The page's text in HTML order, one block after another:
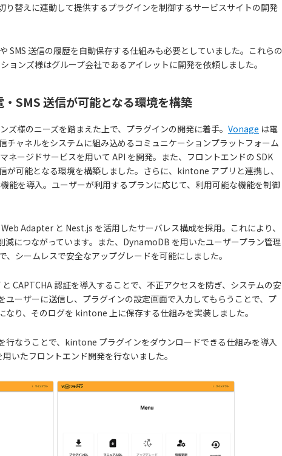
り替えに連動して提供するプラグインを制御するサービスサイトの開発
SMS 送信の履歴を自動保存する仕組みも必要としていました。これらの
ョンズ様はグループ会社であるアイレットに開発を依頼しました。
SMS 送信が可能となる環境を構築
ズ様のニーズを踏まえた上で、プラグインの開発に着手。 Vonage は電
チャネルをシステムに組み込めるコミュニケーションプラットフォーム
ネージドサービスを用いて API を開発。また、フロントエンドの SDK
可能となる環境を構築しました。さらに、kintone アプリと連携し、
能を導入。ユーザーが利用するプランに応じて、利用可能な機能を制御
Adapter と Nest.js を活用したサーバレス構成を採用。これにより、
減につながっています。また、DynamoDB を用いたユーザープラン管理
シームレスで安全なアップグレードを可能にしました。
CAPTCHA 認証を導入することで、不正アクセスを防ぎ、システムの安
ユーザーに送信し、プラグインの設定画面で入力してもらうことで、プ
り、そのログを kintone 上に保存する仕組みを実装しました。
行なうことで、kintone プラグインをダウンロードできる仕組みを導入
いたフロントエンド開発を行ないました。